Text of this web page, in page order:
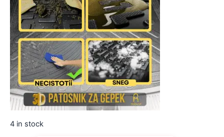
4 in stock